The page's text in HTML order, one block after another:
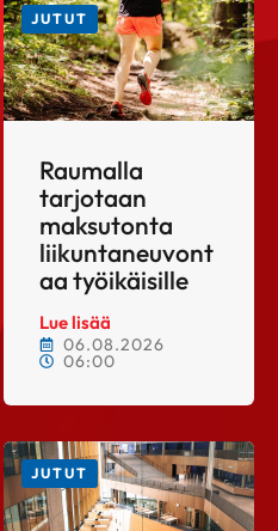
JUTUT
Raumalla
tarjotaan
maksutonta
liikuntaneuvont
aa työikäisille
Lue lisää
06.08.2026
06:00
JUTUT